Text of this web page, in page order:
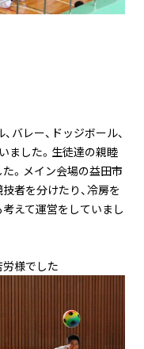
バレー、ドッジボール、
ました。生徒達の親睦
。メイン会場の益田市
者を分けたり、冷房を
えて運営をしていまし
様でした